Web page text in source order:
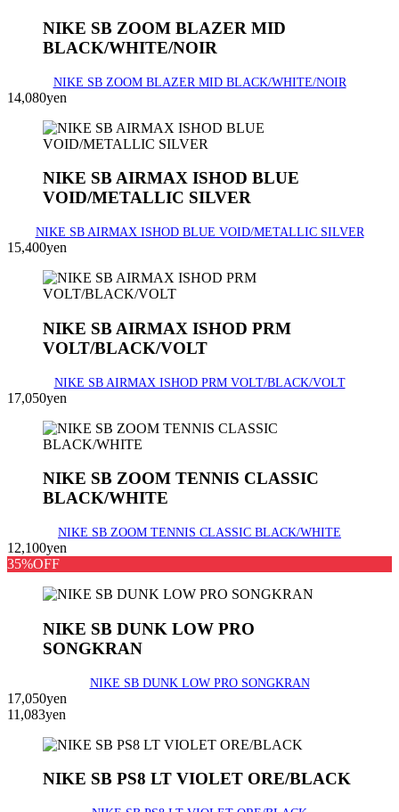
NIKE SB ZOOM BLAZER MID
BLACK/WHITE/NOIR
NIKE SB ZOOM BLAZER MID BLACK/WHITE/NOIR
14,080yen
NIKE SB AIRMAX ISHOD BLUE
VOID/METALLIC SILVER
NIKE SB AIRMAX ISHOD BLUE VOID/METALLIC SILVER
15,400yen
NIKE SB AIRMAX ISHOD PRM
VOLT/BLACK/VOLT
NIKE SB AIRMAX ISHOD PRM VOLT/BLACK/VOLT
17,050yen
NIKE SB ZOOM TENNIS CLASSIC
BLACK/WHITE
NIKE SB ZOOM TENNIS CLASSIC BLACK/WHITE
12,100yen
35%OFF
NIKE SB DUNK LOW PRO
SONGKRAN
NIKE SB DUNK LOW PRO SONGKRAN
17,050yen
11,083yen
NIKE SB PS8 LT VIOLET ORE/BLACK